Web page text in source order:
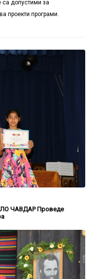
са допустими за
проекти програми.
ЧАВДАР Проведе